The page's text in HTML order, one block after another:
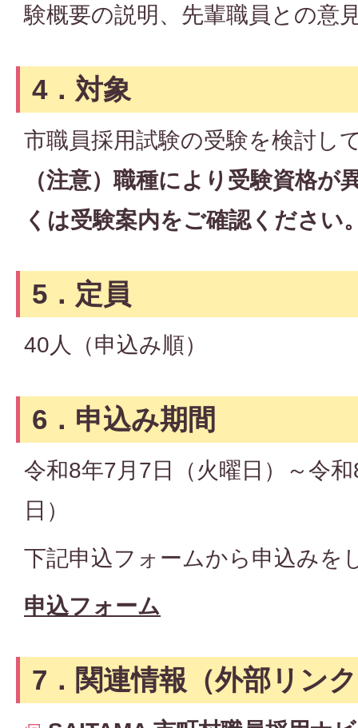
験概要の説明、先輩職員との意
4．対象
市職員採用試験の受験を検討し
（注意）職種により受験資格が
くは受験案内をご確認ください
5．定員
40人（申込み順）
6．申込み期間
令和8年7月7日（火曜日）～令
日）
下記申込フォームから申込みを
申込フォーム
7．関連情報（外部リン